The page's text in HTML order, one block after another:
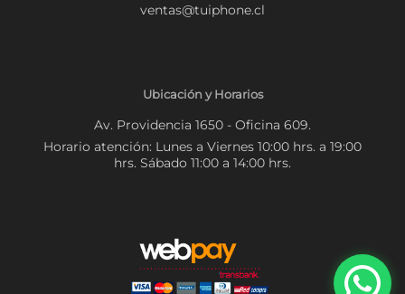
ventas@tuiphone.cl
Ubicación y Horarios
Av. Providencia 1650 - Oficina 609.
Horario atención: Lunes a Viernes 10:00 hrs. a 19:00
hrs. Sábado 11:00 a 14:00 hrs.